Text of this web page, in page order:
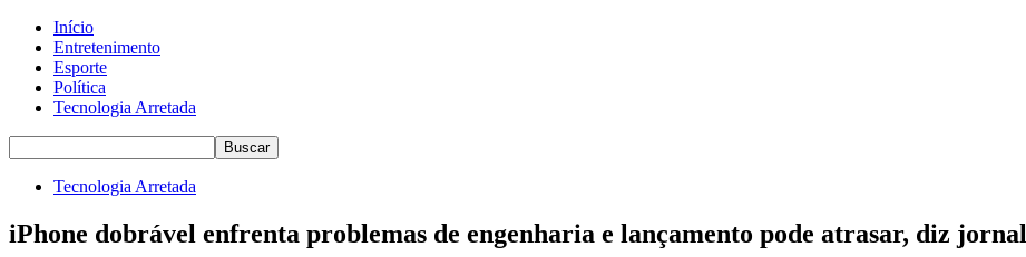
Início
Entretenimento
Esporte
Política
Tecnologia Arretada
Tecnologia Arretada
iPhone dobrável enfrenta problemas de engenharia e lançamento pode atrasar, diz jornal